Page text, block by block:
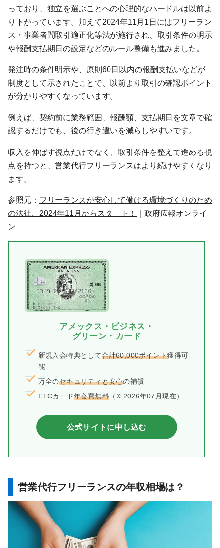
っており、独立を選ぶことへの心理的なハードルは以前よ
り下がっています。加えて2024年11月1日にはフリーラン
ス・事業者間取引適正化等法が施行され、取引条件の明示
や報酬支払期日の設定などのルール整備も進みました。
発注時の条件明示や、原則60日以内の報酬支払いなどが
制度として示されたことで、以前より取引の確認ポイント
が分かりやすくなっています。
例えば、契約前に業務範囲、報酬額、支払期日を文章で確
認するだけでも、後の行き違いを減らしやすいです。
収入を伸ばす視点だけでなく、取引条件を整えて進める視
点を持つと、営業代行フリーランスはより続けやすくなり
ます。
参照元： フリーランスが安心して働ける環境づくりのため
の法律、2024年11月からスタート！
｜政府広報オンライ
ン
アメックス・ビジネス・
グリーン・カード
新規入会特典として合計60,000ポイント獲得可
能
万全のセキュリティと安心の補償
ETCカード年会費無料 （※2026年07月現在）
公式サイトに申し込む
営業代行フリーランスの年収相場は？